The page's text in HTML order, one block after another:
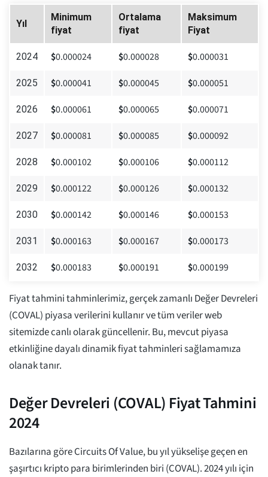
Yıl
Minimum
fiyat
Ortalama
fiyat
Maksimum
Fiyat
2024 $0.000024 $0.000028 $0.000031
2025 $0.000041 $0.000045 $0.000051
2026 $0.000061 $0.000065 $0.000071
2027 $0.000081 $0.000085 $0.000092
2028 $0.000102 $0.000106 $0.000112
2029 $0.000122 $0.000126 $0.000132
2030 $0.000142 $0.000146 $0.000153
2031 $0.000163 $0.000167 $0.000173
2032 $0.000183 $0.000191 $0.000199
Fiyat tahmini tahminlerimiz, gerçek zamanlı Değer Devreleri
(COVAL) piyasa verilerini kullanır ve tüm veriler web
sitemizde canlı olarak güncellenir. Bu, mevcut piyasa
etkinliğine dayalı dinamik fiyat tahminleri sağlamamıza
olanak tanır.
Değer Devreleri (COVAL) Fiyat Tahmini
2024
Bazılarına göre Circuits Of Value, bu yıl yükselişe geçen en
şaşırtıcı kripto para birimlerinden biri (COVAL). 2024 yılı için